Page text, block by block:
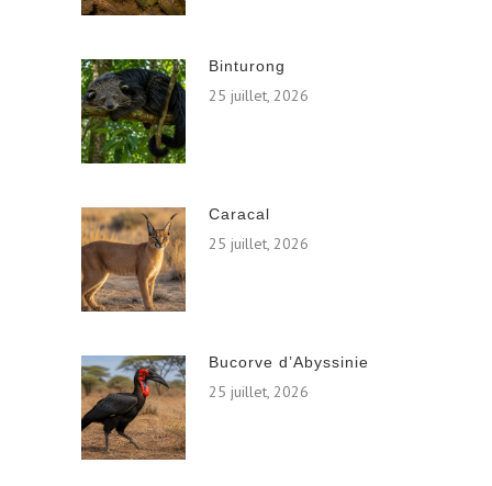
Binturong
25 juillet, 2026
Caracal
25 juillet, 2026
Bucorve d’Abyssinie
25 juillet, 2026